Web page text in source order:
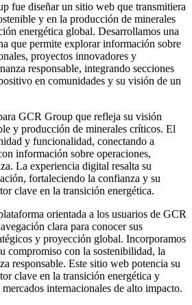
fue diseñar un sitio web que transmitiera
y en la producción de minerales
energética global. Desarrollamos una
que permite explorar información sobre
proyectos innovadores y
responsable, integrando secciones
en comunidades y su visión de un
GCR Group que refleja su visión
y producción de minerales críticos. El
y funcionalidad, conectando a
información sobre operaciones,
La experiencia digital resalta su
fortaleciendo la confianza y su
clave en la transición energética.
orientada a los usuarios de GCR
clara para conocer sus
y proyección global. Incorporamos
compromiso con la sostenibilidad, la
responsable. Este sitio web potencia su
clave en la transición energética y
internacionales de alto impacto.